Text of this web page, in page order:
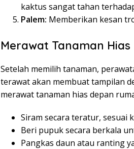
kaktus sangat tahan
Palem: Memberikan kesan
Merawat Tanaman
Setelah memilih tanaman,
terawat akan membuat tampilan
merawat tanaman hias depan
Siram secara teratur, sesuai
Beri pupuk secara berkala
Pangkas daun atau ranting